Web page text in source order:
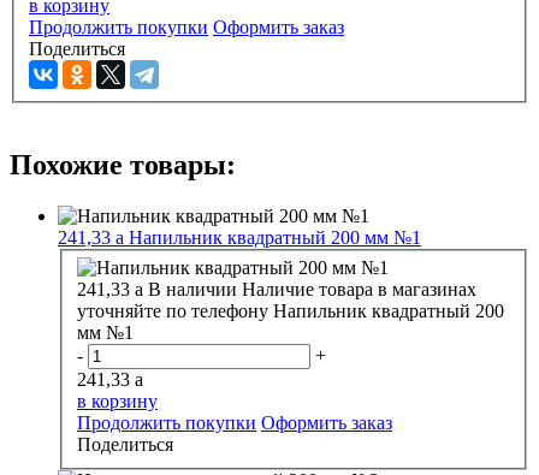
в корзину
Продолжить покупки Оформить заказ
Поделиться
Похожие товары:
241,33 a Напильник квадратный 200 мм №1
241,33 a В наличии Наличие товара в магазинах
уточняйте по телефону Напильник квадратный 200
мм №1
-
+
241,33 a
в корзину
Продолжить покупки Оформить заказ
Поделиться